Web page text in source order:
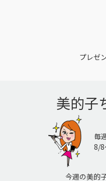
プレゼ
美的子
毎
8/8
今週の美的